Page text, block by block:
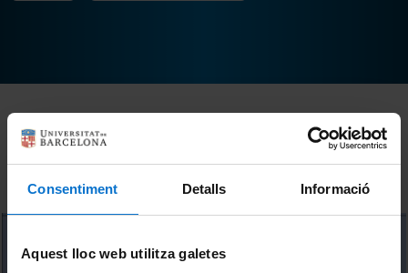
Consentiment Detalls Informació
Aquest lloc web utilitza galetes
Ordenar